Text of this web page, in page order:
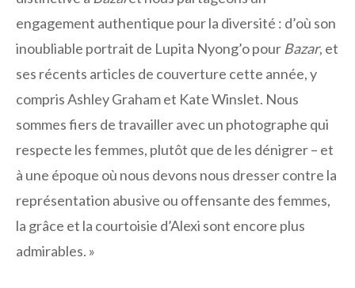
engagement authentique pour la diversité : d’où son
inoubliable portrait de Lupita Nyong’o pour Bazar, et
ses récents articles de couverture cette année, y
compris Ashley Graham et Kate Winslet. Nous
sommes fiers de travailler avec un photographe qui
respecte les femmes, plutôt que de les dénigrer – et
à une époque où nous devons nous dresser contre la
représentation abusive ou offensante des femmes,
la grâce et la courtoisie d’Alexi sont encore plus
admirables. »